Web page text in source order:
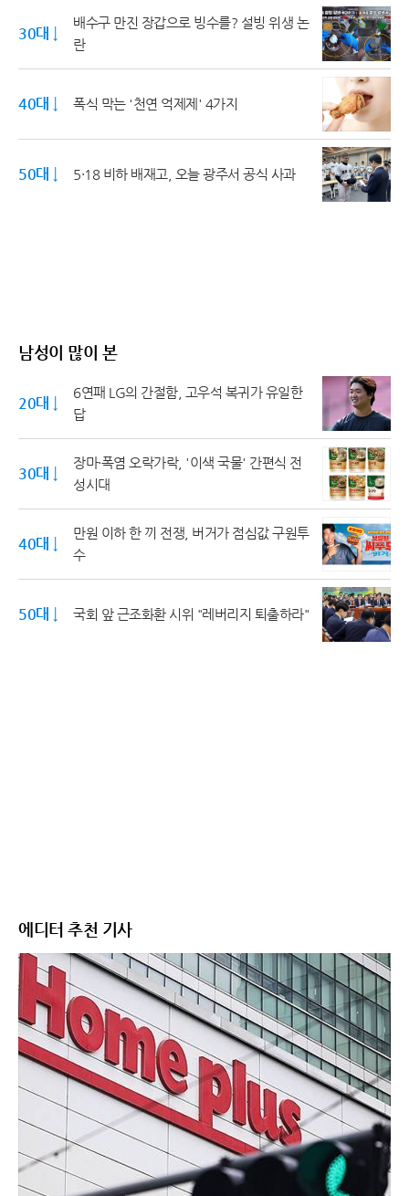
30대 ↓
배수구 만진 장갑으로 빙수를? 설빙 위생 논
란
40대 ↓ 폭식 막는 '천연 억제제' 4가지
50대 ↓ 5·18 비하 배재고, 오늘 광주서 공식 사과
남성이 많이 본
20대 ↓
6연패 LG의 간절함, 고우석 복귀가 유일한
답
30대 ↓
장마·폭염 오락가락, '이색 국물' 간편식 전
성시대
40대 ↓
만원 이하 한 끼 전쟁, 버거가 점심값 구원투
수
50대 ↓ 국회 앞 근조화환 시위 "레버리지 퇴출하라"
에디터 추천 기사